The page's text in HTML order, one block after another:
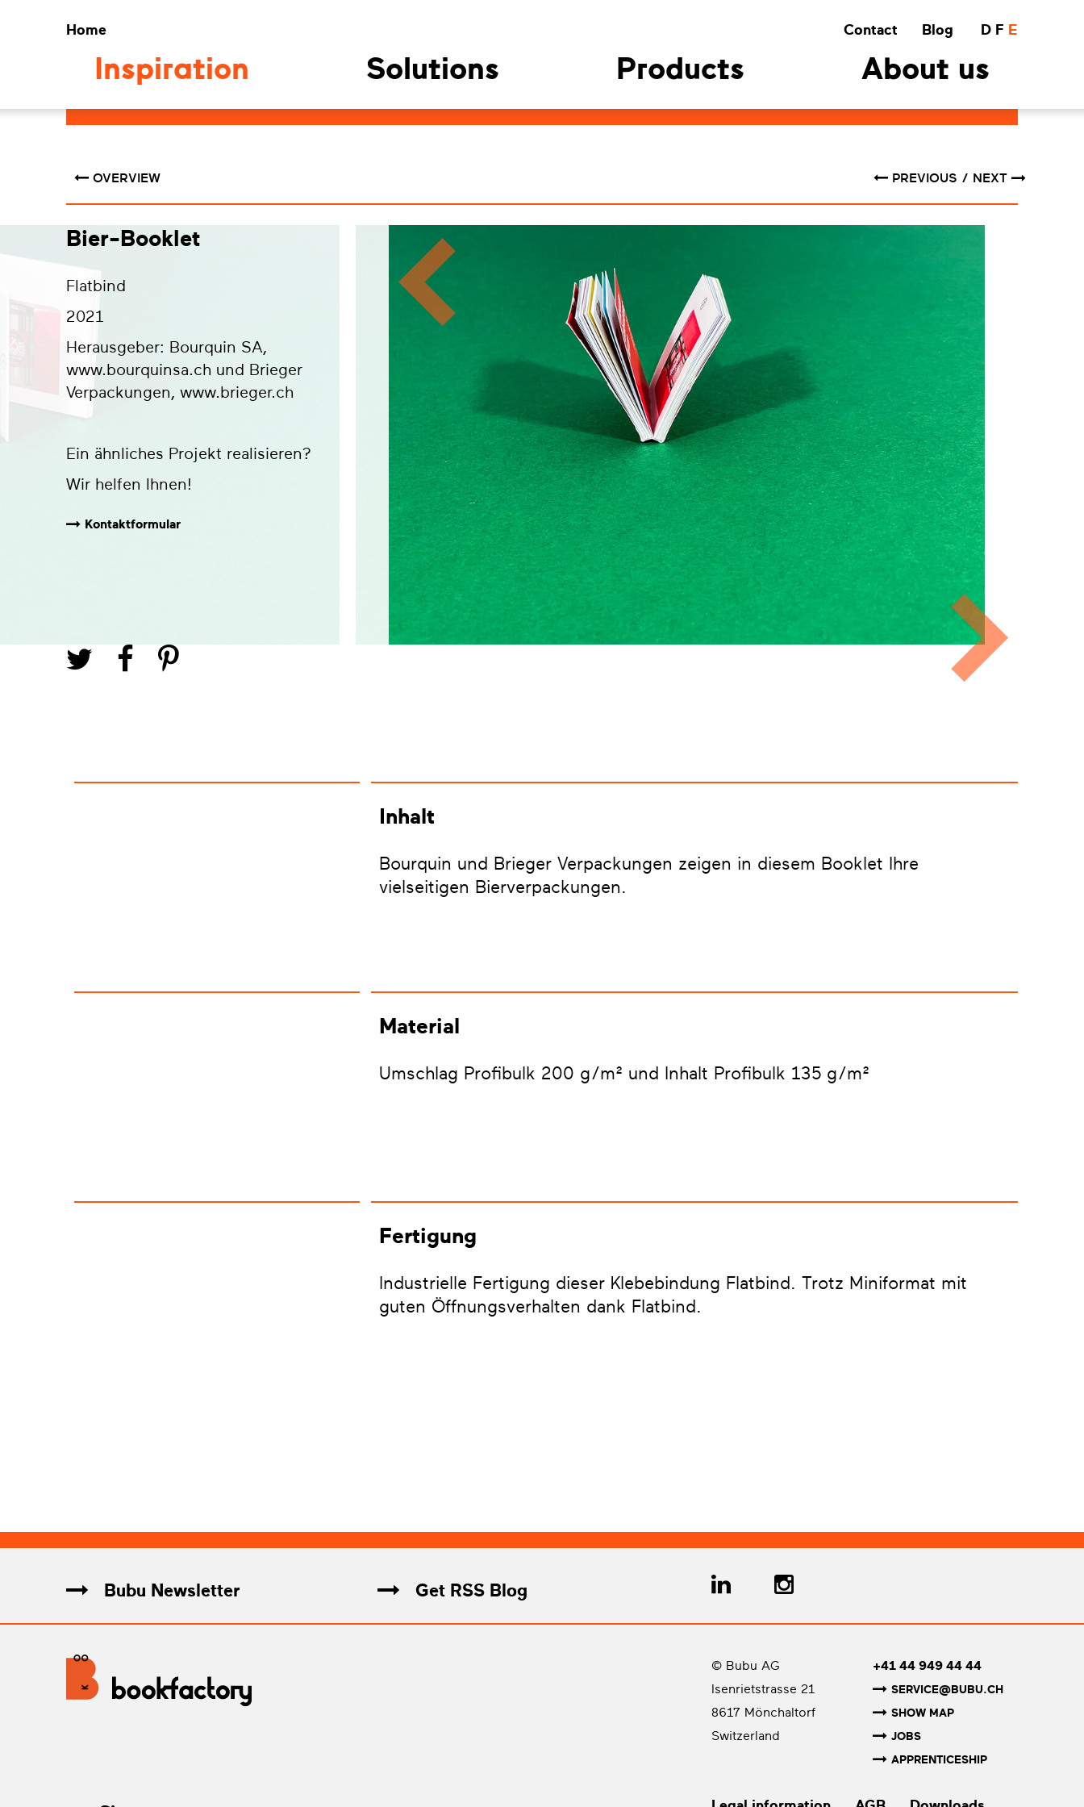
Home Contact Blog D F E
Inspiration Solutions Products About us
OVERVIEW PREVIOUS NEXT
Bier-Booklet
Flatbind
2021
Herausgeber: Bourquin SA,
www.bourquinsa.ch und Brieger
Verpackungen, www.brieger.ch
Ein ähnliches Projekt realisieren?
Wir helfen Ihnen!
Kontaktformular
Inhalt
Bourquin und Brieger Verpackungen zeigen in diesem Booklet Ihre
vielseitigen Bierverpackungen.
Material
Umschlag Profibulk 200 g/m² und Inhalt Profibulk 135 g/m²
Fertigung
Industrielle Fertigung dieser Klebebindung Flatbind. Trotz Miniformat mit
guten Öffnungsverhalten dank Flatbind.
Bubu Newsletter Get RSS Blog
© Bubu AG
Isenrietstrasse 21
8617 Mönchaltorf
Switzerland
+41 44 949 44 44
SERVICE@BUBU.CH
SHOW MAP
JOBS
APPRENTICESHIP